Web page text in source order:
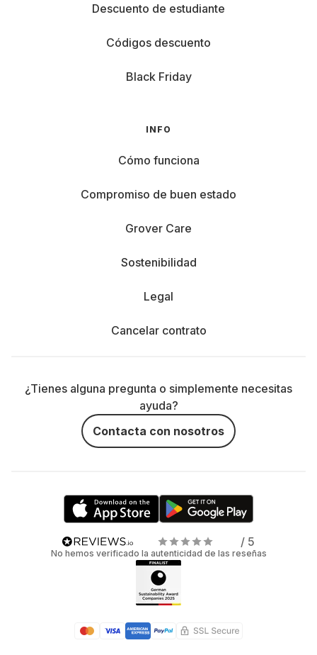
Descuento de estudiante
Códigos descuento
Black Friday
INFO
Cómo funciona
Compromiso de buen estado
Grover Care
Sostenibilidad
Legal
Cancelar contrato
¿Tienes alguna pregunta o simplemente necesitas
ayuda?
Contacta con nosotros
/ 5
No hemos verificado la autenticidad de las reseñas